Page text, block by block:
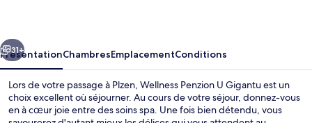
Suivant
31+
PrésentationChambresEmplacementConditions
Lors de votre passage à Plzen, Wellness Penzion U Gigantu est un
choix excellent où séjourner. Au cours de votre séjour, donnez-vous
en à cœur joie entre des soins spa. Une fois bien détendu, vous